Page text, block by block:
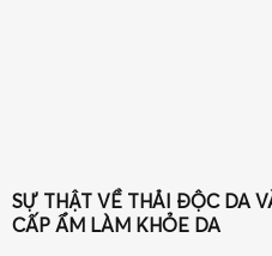
SỰ THẬT VỀ THẢI ĐỘC DA
CẤP ẨM LÀM KHỎE DA